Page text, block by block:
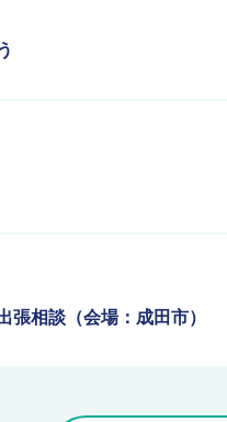
張相談（会場：成田市）